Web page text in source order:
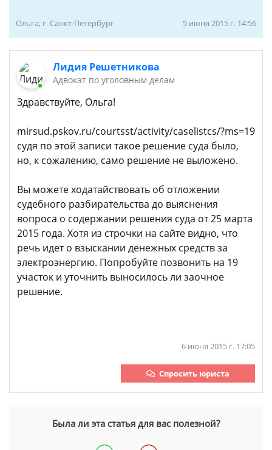
Ольга, г. Санкт-Петербург 5 июня 2015 г. 14:56
Лидия Решетникова
Адвокат по уголовным делам
Здравствуйте, Ольга!
mirsud.pskov.ru/courtsst/activity/caselistcs/?ms=19
судя по этой записи такое решение суда было,
но, к сожалению, само решение не выложено.
Вы можете ходатайствовать об отложении
судебного разбирательства до выяснения
вопроса о содержании решения суда от 25 марта
2015 года. Хотя из строчки на сайте видно, что
речь идет о взыскании денежных средств за
электроэнергию. Попробуйте позвонить на 19
участок и уточнить выносилось ли заочное
решение.
6 июня 2015 г. 17:05
Спросить юриста
Была ли эта статья для вас полезной?